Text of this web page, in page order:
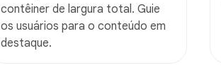
contêiner de largura total. Guie
os usuários para o conteúdo em
destaque.